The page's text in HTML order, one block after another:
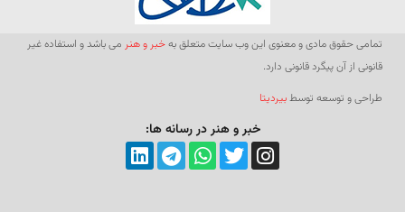
تمامی حقوق مادی و معنوی این وب سایت متعلق بهخبر و هنر می باشد و استفاده غیر
قانونی از آن پیگرد قانونی دارد.
طراحی و توسعه توسطبیردیتا
خبر و هنر در رسانه ها: